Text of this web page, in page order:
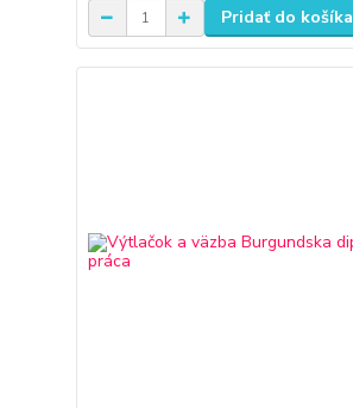
Pridať do košíka